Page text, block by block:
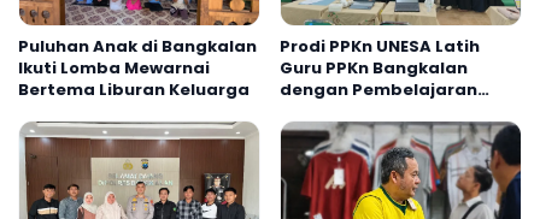
Puluhan Anak di Bangkalan
Ikuti Lomba Mewarnai
Bertema Liburan Keluarga
Prodi PPKn UNESA Latih
Guru PPKn Bangkalan
dengan Pembelajaran